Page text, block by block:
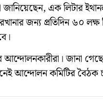
জানিয়েছেন, এক লিটার
জন্য প্রতিদিন ৬০
জানা গেছে,
আন্দোলন কমিটির বৈঠক